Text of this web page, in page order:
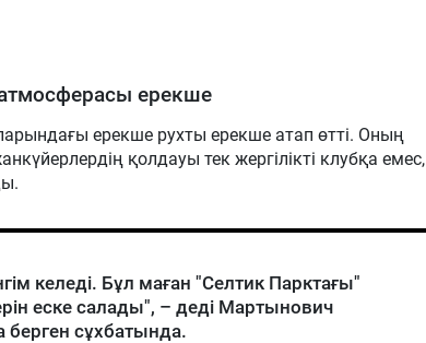
ерекше
ерекше рухты ерекше атап өтті. Оның
қолдауы тек жергілікті клубқа емес,
келеді. Бұл маған "Селтик Парктағы"
еске салады", – деді Мартынович
берген сұхбатында.